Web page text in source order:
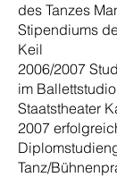
des Tanzes
Stipendiums
Keil
2006/2007
im
Staatstheater
2007
Tanz/